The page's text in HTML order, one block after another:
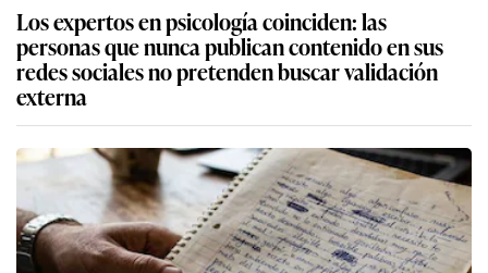
Los expertos en psicología coinciden: las
personas que nunca publican contenido en sus
redes sociales no pretenden buscar validación
externa